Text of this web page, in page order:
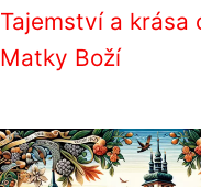
Tajemství a krása
Matky Boží